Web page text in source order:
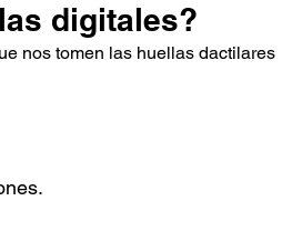
digitales?
nos tomen las huellas dactilares